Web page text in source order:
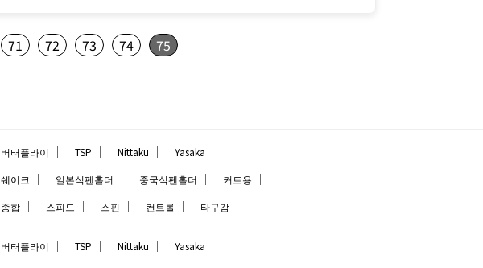
71 72 73 74 75
버터플라이 ｜ TSP ｜ Nittaku ｜ Yasaka
쉐이크 ｜ 일본식펜홀더 ｜ 중국식펜홀더 ｜ 커트용 ｜
종합 ｜ 스피드 ｜ 스핀 ｜ 컨트롤 ｜ 타구감
버터플라이 ｜ TSP ｜ Nittaku ｜ Yasaka